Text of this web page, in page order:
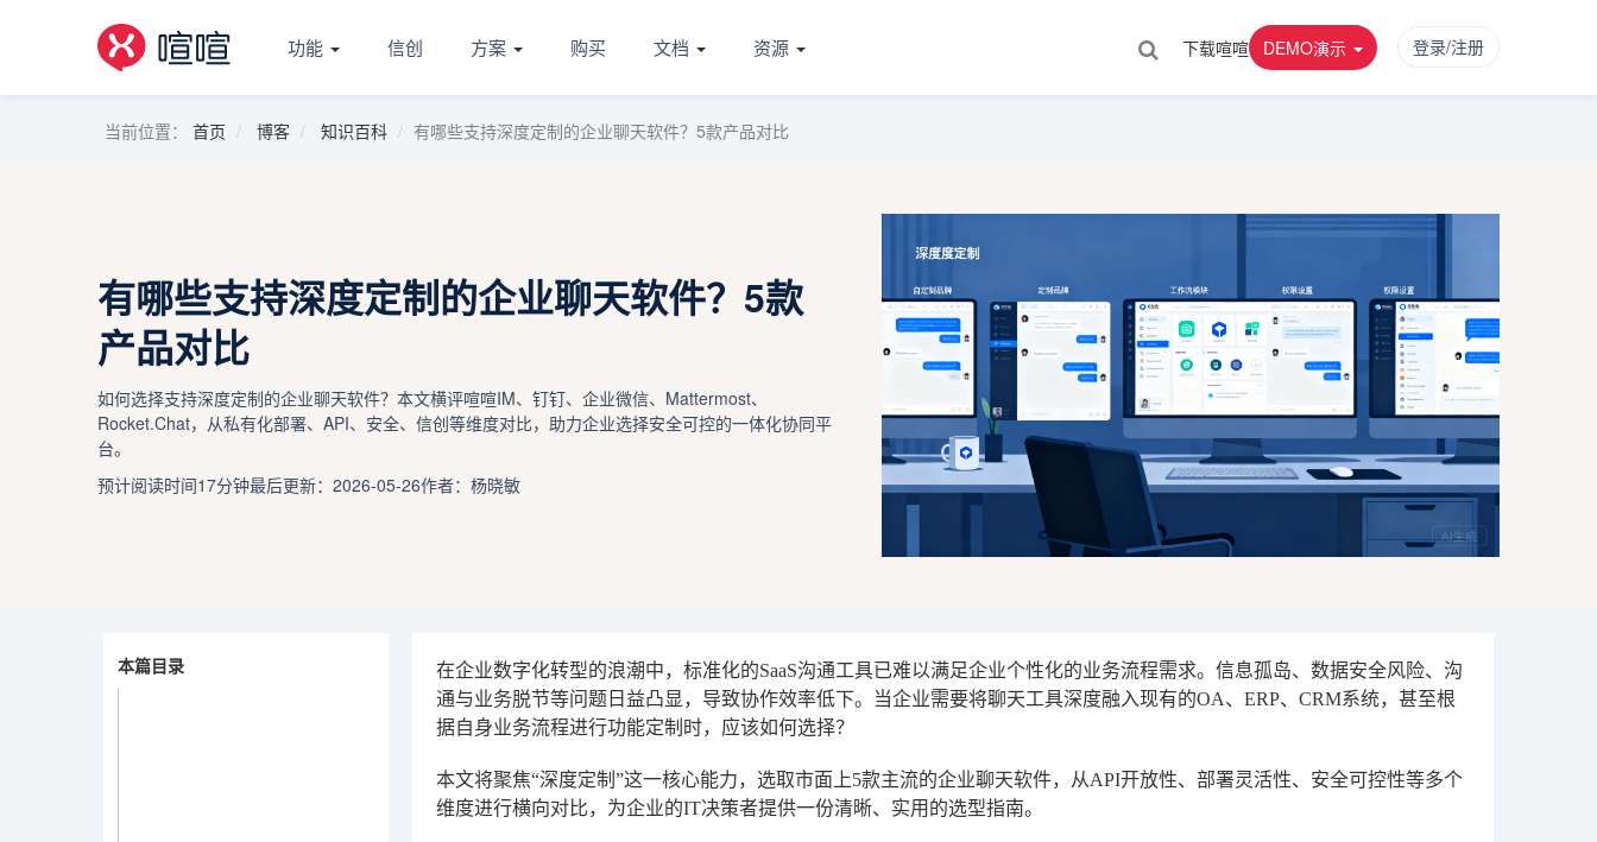
功能 信创 方案 购买 文档 资源 下载喧喧 DEMO演示 登录/注册
当前位置： 首页 博客 知识百科 有哪些支持深度定制的企业聊天软件？5款产品对比
有哪些支持深度定制的企业聊天软件？5款
产品对比
如何选择支持深度定制的企业聊天软件？本文横评喧喧IM、钉钉、企业微信、Mattermost、
Rocket.Chat，从私有化部署、API、安全、信创等维度对比，助力企业选择安全可控的一体化协同平
台。
预计阅读时间17分钟最后更新：2026-05-26作者：杨晓敏
本篇目录
在企业数字化转型的浪潮中，标准化的SaaS沟通工具已难以满足企业个性化的业务流程需求。信息孤岛、数据安全风险、沟
通与业务脱节等问题日益凸显，导致协作效率低下。当企业需要将聊天工具深度融入现有的OA、ERP、CRM系统，甚至根
据自身业务流程进行功能定制时，应该如何选择？
本文将聚焦“深度定制”这一核心能力，选取市面上5款主流的企业聊天软件，从API开放性、部署灵活性、安全可控性等多个
维度进行横向对比，为企业的IT决策者提供一份清晰、实用的选型指南。